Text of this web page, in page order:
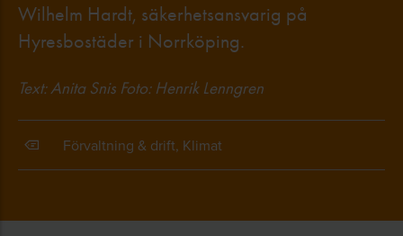
Wilhelm Hardt, säkerhetsansvarig på
Hyresbostäder i Norrköping.
Text: Anita Snis Foto: Henrik Lenngren
Förvaltning & drift, Klimat